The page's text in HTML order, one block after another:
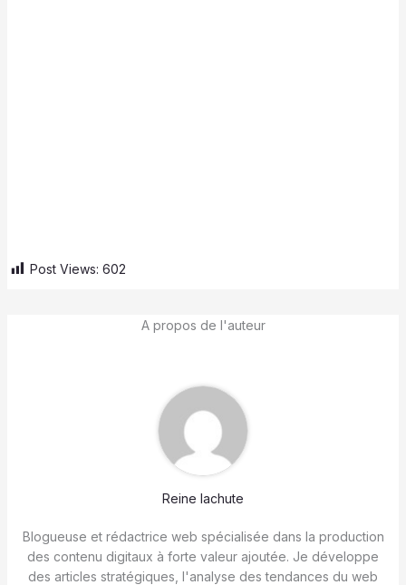
Post Views: 602
A propos de l'auteur
Reine lachute
Blogueuse et rédactrice web spécialisée dans la production
des contenu digitaux à forte valeur ajoutée. Je développe
des articles stratégiques, l'analyse des tendances du web